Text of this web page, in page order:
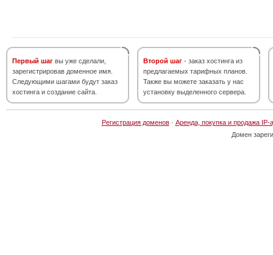
Первый шаг вы уже сделали,
зарегистрировав доменное имя.
Следующими шагами будут заказ
хостинга и создание сайта.
Второй шаг - заказ хостинга из
предлагаемых тарифных планов.
Также вы можете заказать у нас
установку выделенного сервера.
Регистрация доменов· Аренда, покупка и продажа IP-
Домен